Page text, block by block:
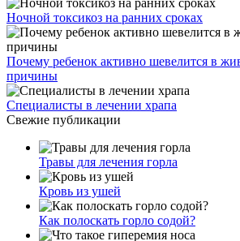
Ночной токсикоз на ранних сроках
Почему ребенок активно шевелится в
причины
Специалисты в лечении храпа
Свежие публикации
Травы для лечения горла
Кровь из ушей
Как полоскать горло содой?